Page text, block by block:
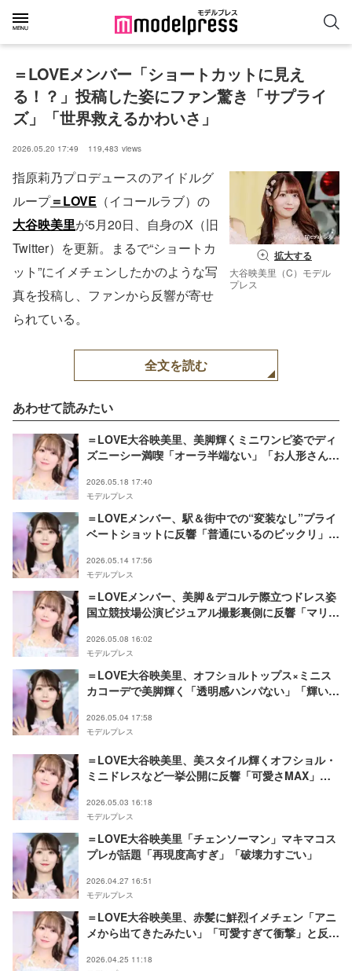
＝LOVEメンバー「ショートカットに見え
る！？」投稿した姿にファン驚き「サプライ
ズ」「世界救えるかわいさ」
2026.05.20 17:49 119,483 views
拡大する
大谷映美里（C）モデル
プレス
指原莉乃プロデュースのアイドルグ
ループ＝LOVE （イコールラブ）の
大谷映美里が5月20日、自身のX（旧
Twitter）を更新。まるで“ショートカ
ット”にイメチェンしたかのような写
真を投稿し、ファンから反響が寄せ
られている。
全文を読む
あわせて読みたい
＝LOVE大谷映美里、美脚輝くミニワンピ姿でディ
ズニーシー満喫「オーラ半端ない」「お人形さんみ
2026.05.18 17:40
モデルプレス
＝LOVEメンバー、駅＆街中での“変装なし”プライ
ベートショットに反響「普通にいるのビックリ」
2026.05.14 17:56
モデルプレス
＝LOVEメンバー、美脚＆デコルテ際立つドレス姿
国立競技場公演ビジュアル撮影裏側に反響「マリー
2026.05.08 16:02
モデルプレス
＝LOVE大谷映美里、オフショルトップス×ミニス
カコーデで美脚輝く「透明感ハンパない」「輝いて
2026.05.04 17:58
モデルプレス
＝LOVE大谷映美里、美スタイル輝くオフショル・
ミニドレスなど一挙公開に反響「可愛さMAX」
2026.05.03 16:18
モデルプレス
＝LOVE大谷映美里「チェンソーマン」マキマコス
プレが話題「再現度高すぎ」「破壊力すごい」
2026.04.27 16:51
モデルプレス
＝LOVE大谷映美里、赤髪に鮮烈イメチェン「アニ
メから出てきたみたい」「可愛すぎて衝撃」と反響
2026.04.25 11:18